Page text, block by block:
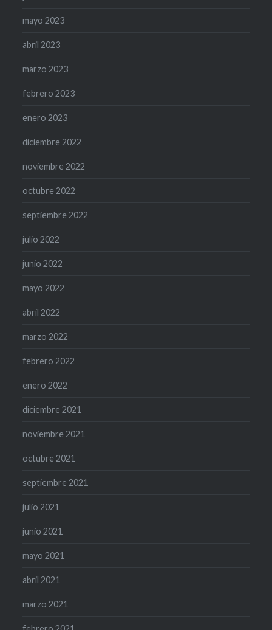
mayo 2023
abril 2023
marzo 2023
febrero 2023
enero 2023
diciembre 2022
noviembre 2022
octubre 2022
septiembre 2022
julio 2022
junio 2022
mayo 2022
abril 2022
marzo 2022
febrero 2022
enero 2022
diciembre 2021
noviembre 2021
octubre 2021
septiembre 2021
julio 2021
junio 2021
mayo 2021
abril 2021
marzo 2021